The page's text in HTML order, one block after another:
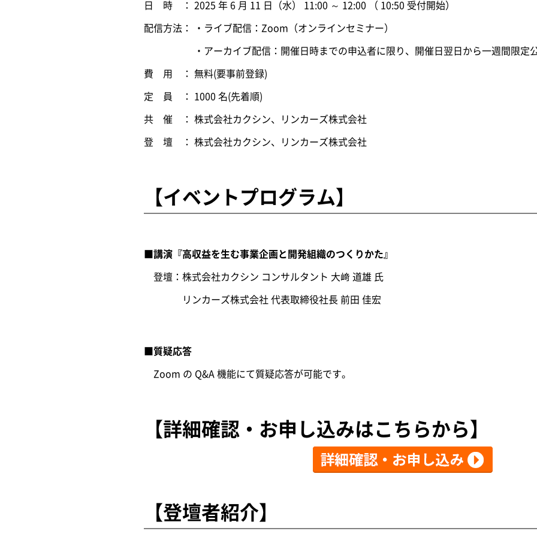
日 時 ： 2025 年 6 月 11 日（水） 11:00 ～ 12:00 （ 10:50 受付開始）
配信方法： ・ライブ配信：Zoom（オンラインセミナー）
・アーカイブ配信：開催日時までの申込者に限り、開催日翌日から一週間限定
費 用 ： 無料(要事前登録)
定 員 ： 1000 名(先着順)
共 催 ： 株式会社カクシン、リンカーズ株式会社
登 壇 ： 株式会社カクシン、リンカーズ株式会社
【イベントプログラム】
■講演『高収益を生む事業企画と開発組織のつくりかた』
登壇：株式会社カクシン コンサルタント 大﨑 道雄 氏
リンカーズ株式会社 代表取締役社長 前田 佳宏
■質疑応答
Zoom の Q&A 機能にて質疑応答が可能です。
【詳細確認・お申し込みはこちらから】
【登壇者紹介】